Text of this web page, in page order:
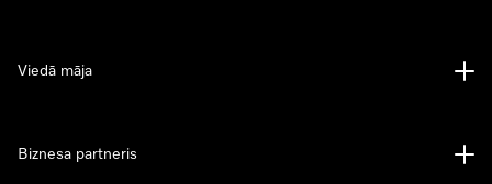
Viedā māja
Biznesa partneris